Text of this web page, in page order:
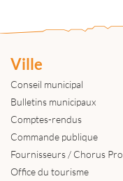
Ville
Conseil municipal
Bulletins municipaux
Comptes-rendus
Commande publique
Fournisseurs / Chorus Pro
Office du tourisme